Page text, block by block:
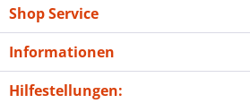
Shop Service
Informationen
Hilfestellungen: